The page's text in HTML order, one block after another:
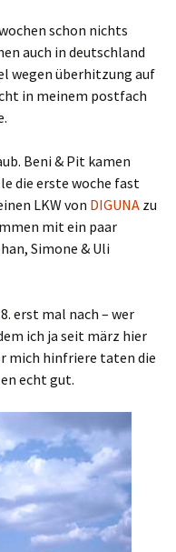
schon nichts
auch in deutschland
wegen überhitzung auf
in meinem postfach
Beni & Pit kamen
die erste woche fast
LKW von DIGUNA zu
mit ein paar
Simone & Uli
erst mal nach – wer
ich ja seit märz hier
mich hinfriere taten die
echt gut.